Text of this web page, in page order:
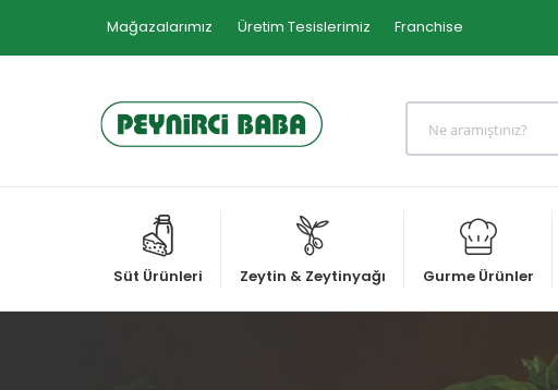
Mağazalarımız Üretim Tesislerimiz Franchise
Süt Ürünleri Zeytin & Zeytinyağı Gurme Ürünler